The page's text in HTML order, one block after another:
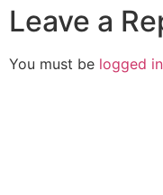
Leave a
You must be logged in